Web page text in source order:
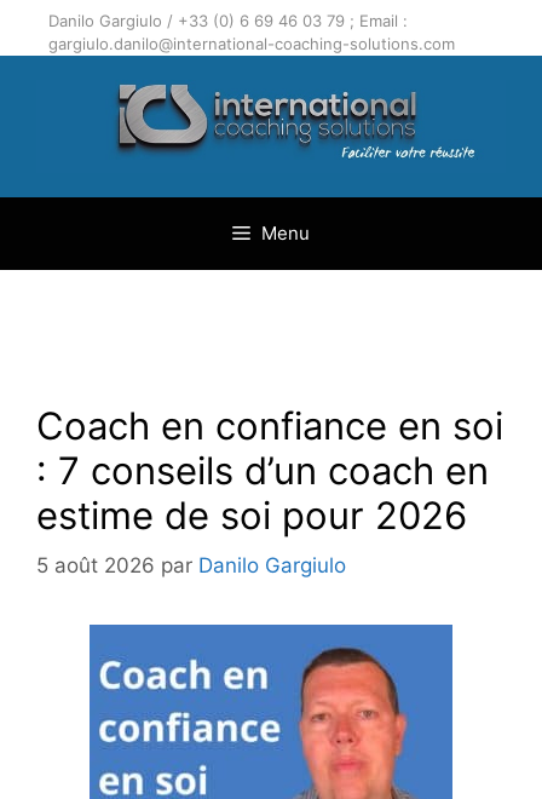
Danilo Gargiulo / +33 (0) 6 69 46 03 79 ; Email :
gargiulo.danilo@international-coaching-solutions.com
Menu
Coach en confiance en soi
: 7 conseils d’un coach en
estime de soi pour 2026
5 août 2026 par Danilo Gargiulo